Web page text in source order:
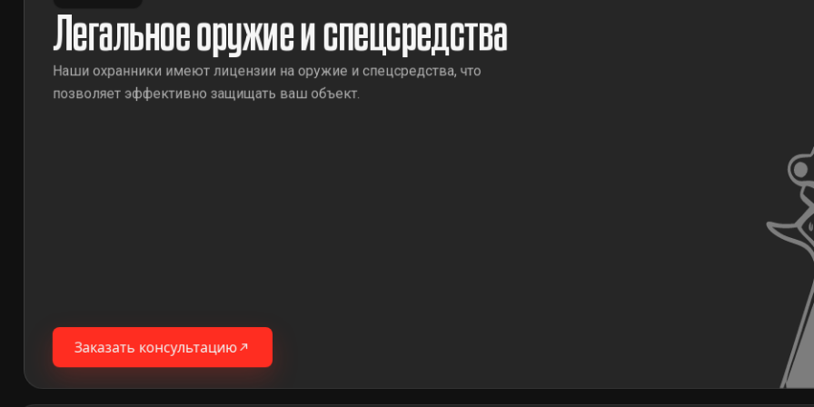
Легальное оружие и спецсредства
Наши охранники имеют лицензии на оружие и спецсредства, что
позволяет эффективно защищать ваш объект.
Заказать консультацию